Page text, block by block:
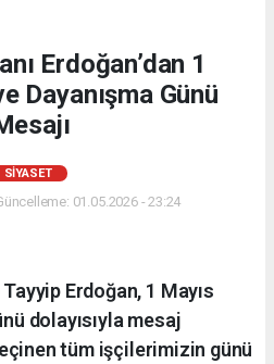
Erdoğan’dan 1
Dayanışma Günü
SIYASET
01.05.2026 - 23:24
Erdoğan, 1 Mayıs
dolayısıyla mesaj
tüm işçilerimizin günü